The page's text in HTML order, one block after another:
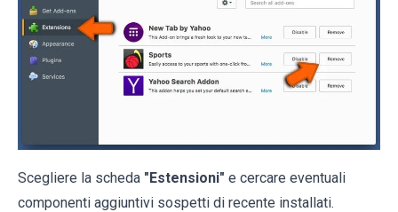
Scegliere la scheda "Estensioni" e cercare eventuali
componenti aggiuntivi sospetti di recente installati.